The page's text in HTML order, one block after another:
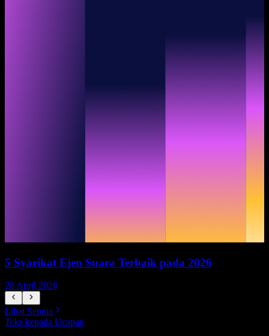
5 Syarikat Ejen Suara Terbaik pada 2026
28 April 2026
Lihat Semua
Teks kepada Ucapan